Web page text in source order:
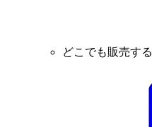
どこでも販売する